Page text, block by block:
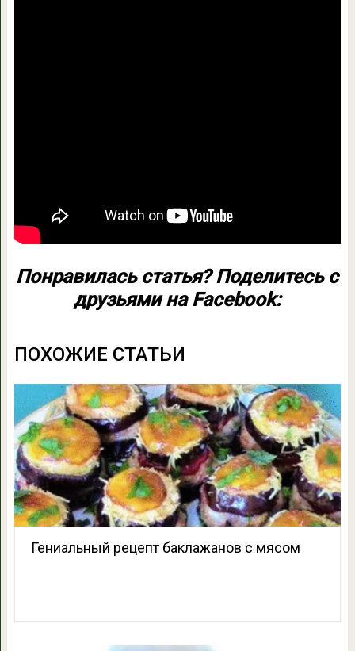
Понравилась статья? Поделитесь с
друзьями на Facebook:
ПОХОЖИЕ СТАТЬИ
Гениальный рецепт баклажанов с мясом